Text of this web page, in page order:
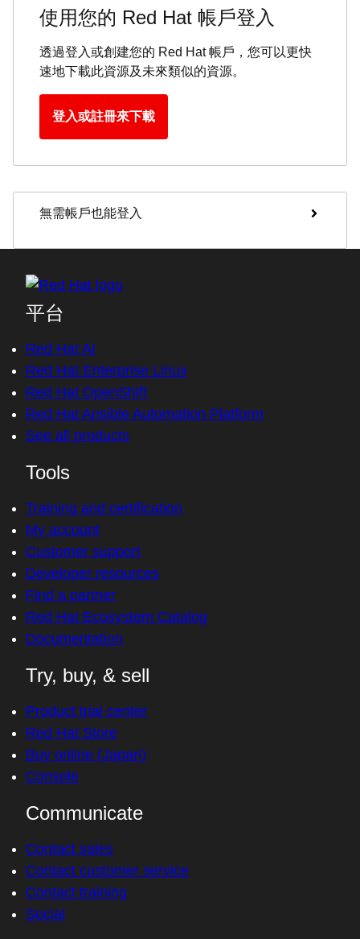
使用您的 Red Hat 帳戶登入
透過登入或創建您的 Red Hat 帳戶，您可以更快
速地下載此資源及未來類似的資源。
登入或註冊來下載
無需帳戶也能登入
平台
Red Hat AI
Red Hat Enterprise Linux
Red Hat OpenShift
Red Hat Ansible Automation Platform
See all products
Tools
Training and certification
My account
Customer support
Developer resources
Find a partner
Red Hat Ecosystem Catalog
Documentation
Try, buy, & sell
Product trial center
Red Hat Store
Buy online (Japan)
Console
Communicate
Contact sales
Contact customer service
Contact training
Social